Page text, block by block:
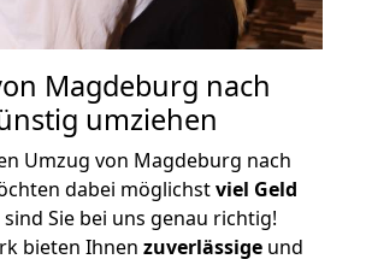
Magdeburg nach
umziehen
Umzug von Magdeburg nach
dabei möglichstviel Geld
sind Sie bei uns genau richtig!
bieten Ihnen zuverlässige und